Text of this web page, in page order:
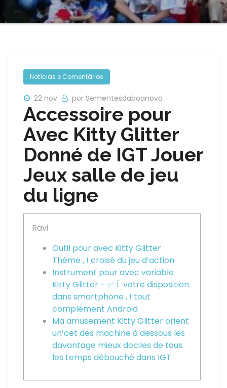
Notícias e Comentários
22 nov por Sementesdaboanova
Accessoire pour
Avec Kitty Glitter
Donné de IGT Jouer
Jeux salle de jeu
du ligne
Ravi
Outil pour avec Kitty Glitter :
Thème , ! croisé du jeu d’action
Instrument pour avec variable
Kitty Glitter – ✅ Í votre disposition
dans smartphone , ! tout
complément Android
Ma amusement Kitty Glitter orient
un’cet des machine à dessous les
davantage mieux dociles de tous
les temps débouché dans IGT